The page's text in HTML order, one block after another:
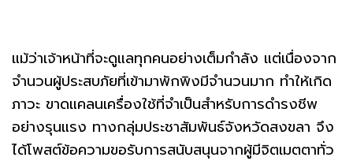
แม้ว่าเจ้าหน้าที่จะดูแลทุกคนอย่างเต็มกำลัง แต่เนื่องจาก
จำนวนผู้ประสบภัยที่เข้ามาพักพิงมีจำนวนมาก ทำให้เกิด
ภาวะ ขาดแคลนเครื่องใช้ที่จำเป็นสำหรับการดำรงชีพ
อย่างรุนแรง ทางกลุ่มประชาสัมพันธ์จังหวัดสงขลา จึง
ได้โพสต์ข้อความขอรับการสนับสนุนจากผู้มีจิตเมตตาทั่ว